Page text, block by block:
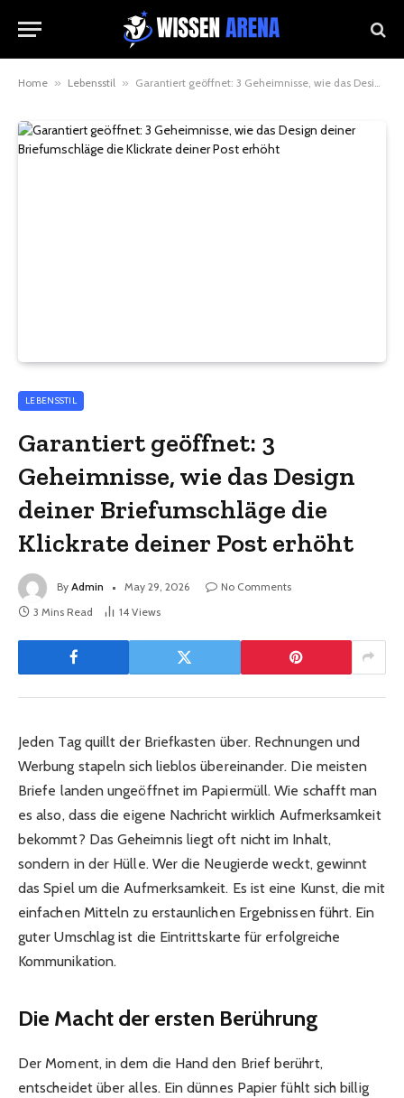
Home » Lebensstil » Garantiert geöffnet: 3 Geheimnisse, wie das Design deiner Briefumschläge die Klickrate deiner Post erhöht
LEBENSSTIL
Garantiert geöffnet: 3
Geheimnisse, wie das Design
deiner Briefumschläge die
Klickrate deiner Post erhöht
By Admin May 29, 2026
No Comments
3 Mins Read
14 Views
Jeden Tag quillt der Briefkasten über. Rechnungen und
Werbung stapeln sich lieblos übereinander. Die meisten
Briefe landen ungeöffnet im Papiermüll. Wie schafft man
es also, dass die eigene Nachricht wirklich Aufmerksamkeit
bekommt? Das Geheimnis liegt oft nicht im Inhalt,
sondern in der Hülle. Wer die Neugierde weckt, gewinnt
das Spiel um die Aufmerksamkeit. Es ist eine Kunst, die mit
einfachen Mitteln zu erstaunlichen Ergebnissen führt. Ein
guter Umschlag ist die Eintrittskarte für erfolgreiche
Kommunikation.
Die Macht der ersten Berührung
Der Moment, in dem die Hand den Brief berührt,
entscheidet über alles. Ein dünnes Papier fühlt sich billig